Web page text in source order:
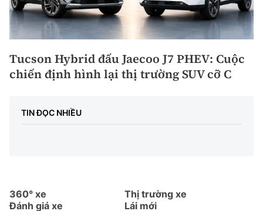
Tucson Hybrid đấu Jaecoo J7 PHEV: Cuộc
chiến định hình lại thị trường SUV cỡ C
TIN ĐỌC NHIỀU
360° xe
Thị trường xe
Đánh giá xe
Lái mới